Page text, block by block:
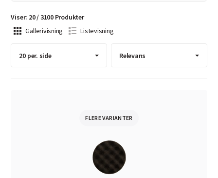
Viser: 20/3100 Produkter
Gallerivisning
Listevisning
FLERE VARIANTER